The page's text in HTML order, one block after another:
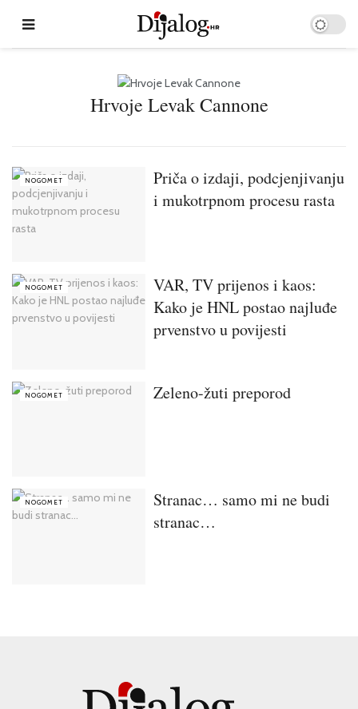
Hrvoje Levak Cannone
NOGOMET
Priča o izdaji, podcjenjivanju
i mukotrpnom procesu rasta
NOGOMET
VAR, TV prijenos i kaos:
Kako je HNL postao najluđe
prvenstvo u povijesti
NOGOMET Zeleno-žuti preporod
NOGOMET
Stranac… samo mi ne budi
stranac…